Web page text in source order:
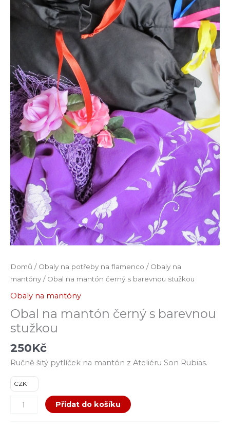
Domů / Obaly na potřeby na flamenco / Obaly na
mantóny / Obal na mantón černý s barevnou stužkou
Obaly na mantóny
Obal na mantón černý s barevnou
stužkou
250Kč
Ručně šitý pytlíček na mantón z Ateliéru Son Rubias.
CZK
Přidat do košíku